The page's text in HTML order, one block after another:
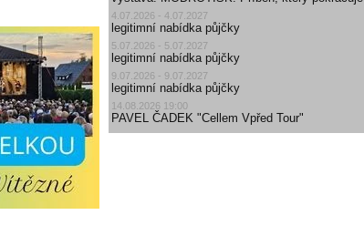
4.07.2026 - 4.07.2027
legitimní nabídka půjčky
5.07.2026 - 5.07.2027
legitimní nabídka půjčky
9.07.2026 - 9.07.2027
legitimní nabídka půjčky
14.08.2026 19:00
PAVEL ČADEK "Cellem Vpřed Tour"